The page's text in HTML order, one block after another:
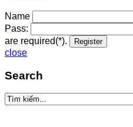
Name
Pass:
are required(*).
close
Search